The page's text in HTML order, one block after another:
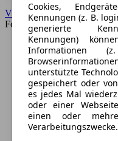
VW
Forum
Cookies,
Kennungen (z. B.
generierte
Kennungen)
Informationen
unterstützte
gespeichert oder
es jedes Mal
oder einer
einen oder
Verarbeitungszwecke.